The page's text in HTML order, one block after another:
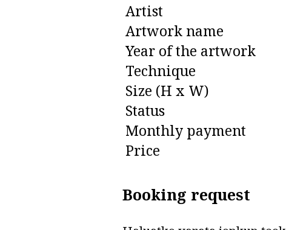
Artist
Artwork name
Year of the artwork
Technique
Size (H x W)
Status
Monthly payment
Price
Booking request